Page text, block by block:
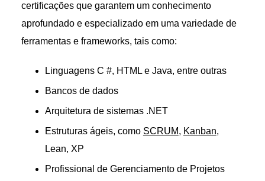
certificações que garantem um conhecimento
aprofundado e especializado em uma variedade de
ferramentas e frameworks, tais como:
Linguagens C #, HTML e Java, entre outras
Bancos de dados
Arquitetura de sistemas .NET
Estruturas ágeis, como SCRUM, Kanban,
Lean, XP
Profissional de Gerenciamento de Projetos